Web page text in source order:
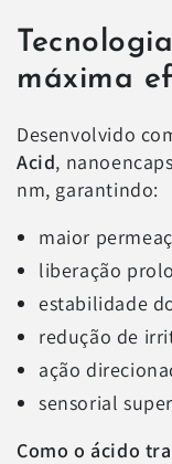
máxima
Desenvolvido
Acid,
nm, garantindo:
maior
liberação
estabilidade
redução de
ação
sensorial
Como o ácido